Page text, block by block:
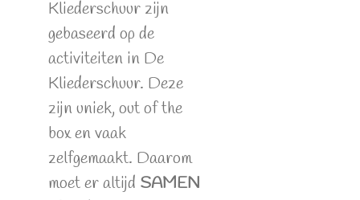
Kliederschuur zijn
gebaseerd op de
activiteiten in De
Kliederschuur. Deze
zijn uniek, out of the
box en vaak
zelfgemaakt. Daarom
moet er altijd SAMEN